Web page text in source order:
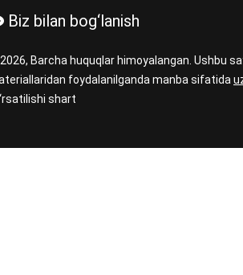
Biz bilan bog‘lanish
Barcha huquqlar himoyalangan. Ushbu
foydalanilganda manba sifatida
shart